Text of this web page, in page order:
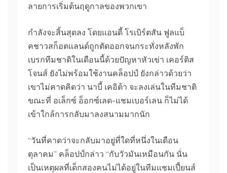
ลายการเริ่มต้นฤดูกาลของพวกเขา
กําลังจะสิ้นสุดลง โดยแอนดี้ โรเบิร์ตสัน ฟูลแบ็
คชาวสก็อตแลนด์ถูกตัดออกจนกระทั่งหลังพัก
เบรกทีมชาติในเดือนนี้ด้วยปัญหาหัวเข่า เคอร์ติส
โจนส์ ยังไม่พร้อมใช้งานคล็อปป์ ยังกล่าวด้วยว่า
เขาไม่คาดคิดว่า นาบี้ เคอิต้า จะลงเล่นในทีมชาติ
ขณะที่ อเล็กซ์ อ็อกซ์เลด-แชมเบอร์เลน ก็ไม่ได้
เข้าใกล้การกลับมาลงสนามมากนัก
“วันที่คาดว่าจะกลับมาอยู่ที่ใดที่หนึ่งในเดือน
ตุลาคม” คล็อปป์กล่าว “กับวัวมันเหมือนกัน นั่น
เป็นเหตุผลที่เด็กสองคนไม่ได้อยู่ในทีมแชมเปี้ยนส์